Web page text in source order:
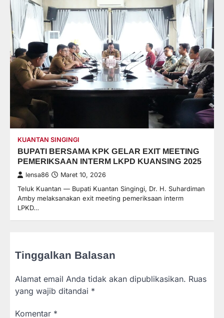
KUANTAN SINGINGI
BUPATI BERSAMA KPK GELAR EXIT MEETING
PEMERIKSAAN INTERM LKPD KUANSING 2025
lensa86 Maret 10, 2026
Teluk Kuantan — Bupati Kuantan Singingi, Dr. H. Suhardiman
Amby melaksanakan exit meeting pemeriksaan interm
LPKD…
Tinggalkan Balasan
Alamat email Anda tidak akan dipublikasikan. Ruas
yang wajib ditandai *
Komentar *